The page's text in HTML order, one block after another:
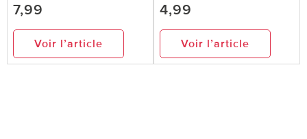
7,99
Voir l’article
4,99
Voir l’article